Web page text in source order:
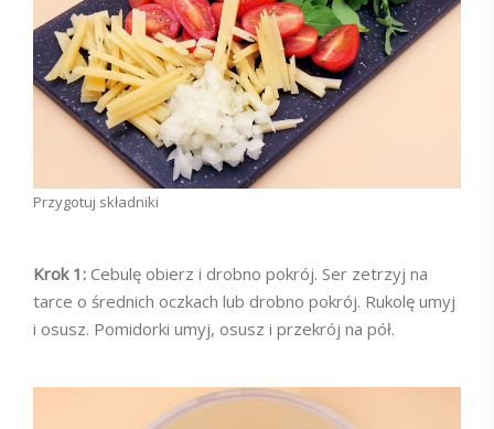
Przygotuj składniki
Krok 1: Cebulę obierz i drobno pokrój. Ser zetrzyj na
tarce o średnich oczkach lub drobno pokrój. Rukolę umyj
i osusz. Pomidorki umyj, osusz i przekrój na pół.